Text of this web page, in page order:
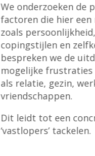
We onderzoeken de
factoren die hier een
zoals
copingstijlen en
bespreken we de
mogelijke frustraties
als relatie, gezin,
vriendschappen.
Dit leidt tot een
‘vastlopers’ tackelen.